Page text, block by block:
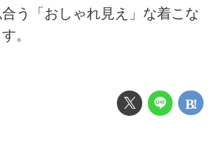
う「おしゃれ見え」な着こな
。